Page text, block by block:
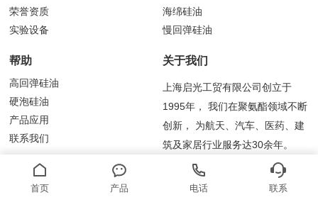
荣誉资质
实验设备
海绵硅油
慢回弹硅油
帮助
高回弹硅油
硬泡硅油
产品应用
联系我们
关于我们
上海启光工贸有限公司创立于
1995年， 我们在聚氨酯领域不断
创新， 为航天、汽车、医药、建
筑及家居行业服务达30余年。
首页 产品 电话 联系